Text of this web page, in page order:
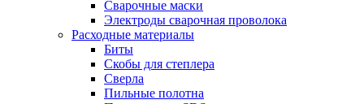
Сварочные маски
Электроды сварочная проволока
Расходные материалы
Биты
Скобы для степлера
Сверла
Пильные полотна